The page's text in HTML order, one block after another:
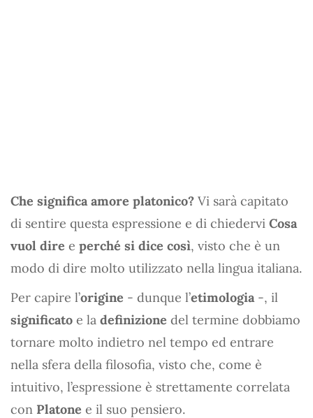
Che significa amore platonico? Vi sarà capitato
di sentire questa espressione e di chiedervi Cosa
vuol dire e perché si dice così, visto che è un
modo di dire molto utilizzato nella lingua italiana.
Per capire l’origine - dunque l’etimologia -, il
significato e la definizione del termine dobbiamo
tornare molto indietro nel tempo ed entrare
nella sfera della filosofia, visto che, come è
intuitivo, l’espressione è strettamente correlata
con Platone e il suo pensiero.